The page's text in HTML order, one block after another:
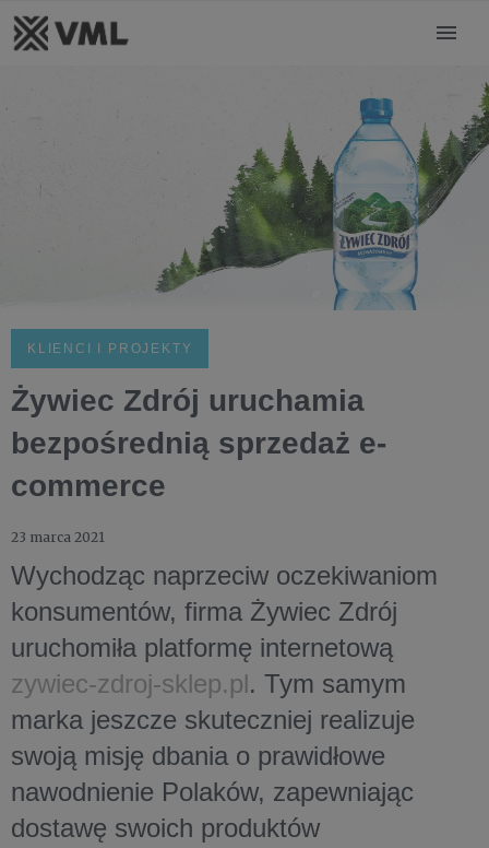
KLIENCI I PROJEKTY
Żywiec Zdrój uruchamia
bezpośrednią sprzedaż e-
commerce
23 marca 2021
Wychodząc naprzeciw oczekiwaniom
konsumentów, firma Żywiec Zdrój
uruchomiła platformę internetową
zywiec-zdroj-sklep.pl. Tym samym
marka jeszcze skuteczniej realizuje
swoją misję dbania o prawidłowe
nawodnienie Polaków, zapewniając
dostawę swoich produktów